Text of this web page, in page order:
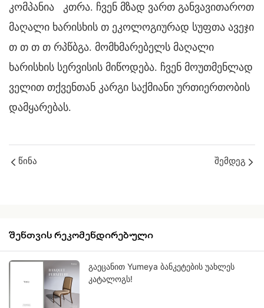
კომპანია
კთრა. ჩვენ მზად ვართ განვავითაროთ
მაღალი ხარისხის თ ეკოლოგიურად სუფთა ავეჯი
თ თ თ თ რპწბგა. მომხმარებელს მაღალი
ხარისხის სერვისის მიწოდება. ჩვენ მოუთმენლად
ველით თქვენთან კარგი საქმიანი ურთიერთობის
დამყარებას.
Წინა Შემდეგ
შენთვის რეკომენდირებული
გაეცანით Yumeya ბანკეტების უახლეს
კატალოგს!